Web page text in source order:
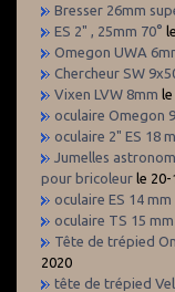
Bresser 26mm
ES 2" , 25mm 70°
Omegon UWA
Chercheur SW
Vixen LVW 8mm
oculaire Omegon
oculaire 2" ES 18
Jumelles
pour bricoleur le 20-
oculaire ES 14 mm
oculaire TS 15
Tête de trépied
2020
tête de trépied